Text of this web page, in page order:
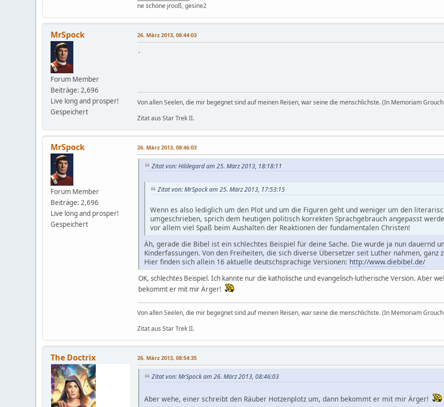
ne schöne jrooß, gesine2
MrSpock
Forum Member
Beiträge: 2,696
Live long and prosper!
Gespeichert
26. März 2013, 08:44:03
.
Von allen Seelen, die mir begegnet sind auf meinen Reisen, war seine die menschlichste. (In Memoriam
Zitat aus Star Trek II.
MrSpock
Forum Member
Beiträge: 2,696
Live long and prosper!
Gespeichert
26. März 2013, 08:46:03
Zitat von: Hildegard am 25. März 2013, 18:18:11
Zitat von: MrSpock am 25. März 2013, 17:53:15
Wenn es also lediglich um den Plot und um die Figuren geht und weniger um den
umgeschrieben, sprich dem heutigen politisch korrekten Sprachgebrauch angepasst
vor allem viel Spaß beim Aushalten der Reaktionen der fundamentalen Christen!
Äh, gerade die Bibel ist ein schlechtes Beispiel für deine Sache. Die wurde ja nun dauernd
Kinderfassungen. Von den Freiheiten, die sich diverse Übersetzer seit Luther nahmen, ganz
Hier finden sich allein 16 aktuelle deutschsprachige Versionen: http://www.diebibel.de/
OK, schlechtes Beispiel. Ich kannte nur die katholische und evangelisch-lutherische Version. Aber
bekommt er mit mir Ärger!
Von allen Seelen, die mir begegnet sind auf meinen Reisen, war seine die menschlichste. (In Memoriam
Zitat aus Star Trek II.
The Doctrix 26. März 2013, 08:54:35
Zitat von: MrSpock am 26. März 2013, 08:46:03
Aber wehe, einer schreibt den Räuber Hotzenplotz um, dann bekommt er mit mir Ärger!